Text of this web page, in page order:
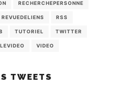
RECHERCHEPERSONNE
REVUEDELIENS RSS
TUTORIEL TWITTER
VIDEO
TWEETS